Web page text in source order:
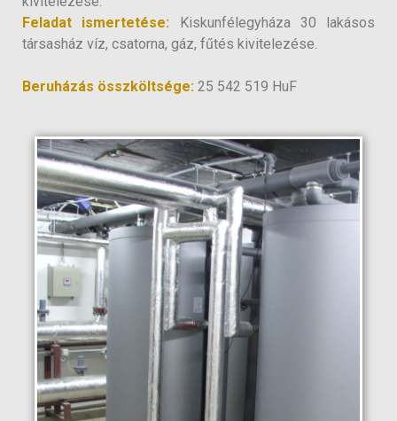
Feladat ismertetése: Kiskunfélegyháza 30 lakásos
társasház víz, csatorna, gáz, fűtés kivitelezése.
Beruházás összköltsége: 25 542 519 HuF